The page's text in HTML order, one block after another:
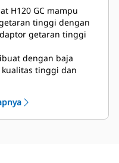
keras sambungan yang
proses
baut yang mudah
menciptakan
yang kuat dan tahan
umur
H120 GC mampu
tinggi dengan
getaran tinggi
dengan baja
tinggi dan
biaya